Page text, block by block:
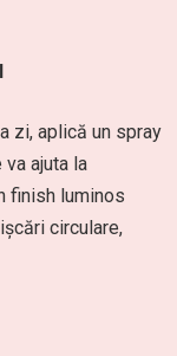
zi, aplică un spray
ajuta la
finish luminos
circulare,